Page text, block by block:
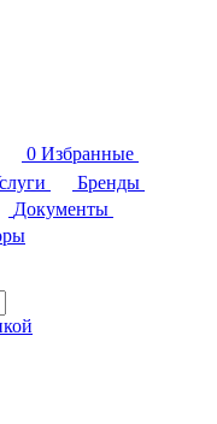
0 Избранные
Бренды
Документы